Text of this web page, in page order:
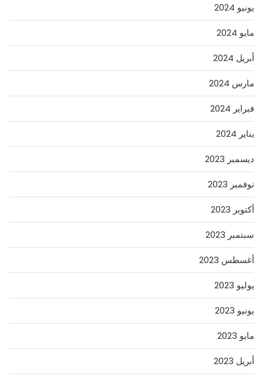
يونيو 2024
مايو 2024
أبريل 2024
مارس 2024
فبراير 2024
يناير 2024
ديسمبر 2023
نوفمبر 2023
أكتوبر 2023
سبتمبر 2023
أغسطس 2023
يوليو 2023
يونيو 2023
مايو 2023
أبريل 2023